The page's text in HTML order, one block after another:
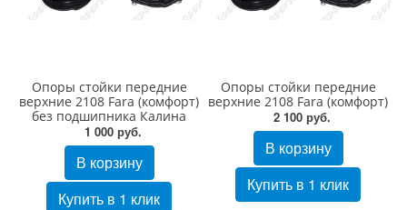
Опоры стойки передние
верхние 2108 Fara (комфорт)
без подшипника Калина
1 000 руб.
В корзину
Купить в 1 клик
Опоры стойки передние
верхние 2108 Fara (комфорт)
2 100 руб.
В корзину
Купить в 1 клик